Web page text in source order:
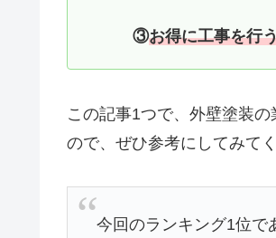
③お得に工事を行
この記事1つで、外壁塗装
ので、ぜひ参考にしてみて
今回のランキング1位で